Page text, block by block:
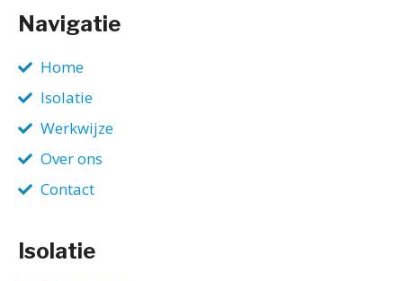
Navigatie
Home
Isolatie
Werkwijze
Over ons
Contact
Isolatie